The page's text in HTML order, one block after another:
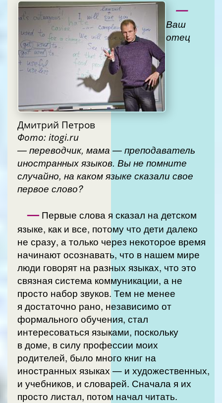
Дмитрий Петров
Фото: itogi.ru
—
Ваш
отец
— переводчик, мама — преподаватель
иностранных языков. Вы не помните
случайно, на каком языке сказали свое
первое слово?
— Первые слова я сказал на детском
языке, как и все, потому что дети далеко
не сразу, а только через некоторое время
начинают осознавать, что в нашем мире
люди говорят на разных языках, что это
связная система коммуникации, а не
просто набор звуков. Тем не менее
я достаточно рано, независимо от
формального обучения, стал
интересоваться языками, поскольку
в доме, в силу профессии моих
родителей, было много книг на
иностранных языках — и художественных,
и учебников, и словарей. Сначала я их
просто листал, потом начал читать.